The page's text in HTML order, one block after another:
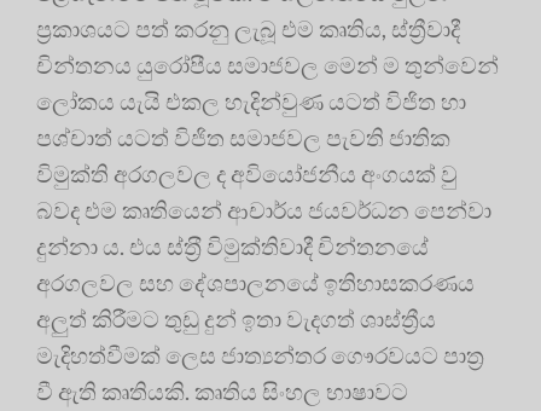
ප්‍රකාශයට පත් කරනු ලැබූ එම කෘතිය, ස්ත්‍රීවාදී
චින්තනය යුරෝපීය සමාජවල මෙන් ම තුන්වෙන්
ලෝකය යැයි එකල හැදින්වුණ යටත් විජිත හා
පශ්චාත් යටත් විජිත සමාජවල පැවති ජාතික
විමුක්ති අරගලවල ද අවියෝජනීය අංගයක් වු
බවද එම කෘතියෙන් ආචාර්ය ජයවර්ධන පෙන්වා
දුන්නා ය. එය ස්ත‍්‍රී විමුක්තිවාදී චින්තනයේ
අරගලවල සහ දේශපාලනයේ ඉතිහාසකරණය
අලුත් කිරීමට තුඩු දුන් ඉතා වැදගත් ශාස්ත්‍රීය
මැදිහත්වීමක් ලෙස ජාත්‍යන්තර ගෞරවයට පාත්‍ර
වී ඇති කෘතියකි. කෘතිය සිංහල භාෂාවට